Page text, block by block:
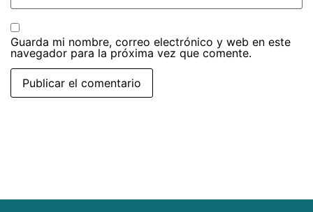
Guarda mi nombre, correo electrónico y web en este
navegador para la próxima vez que comente.